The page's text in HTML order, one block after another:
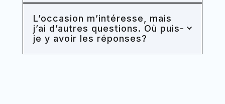
L’occasion m’intéresse, mais
j’ai d’autres questions. Où puis-
je y avoir les réponses?